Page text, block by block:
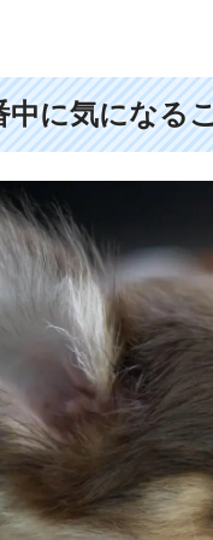
中に気になる